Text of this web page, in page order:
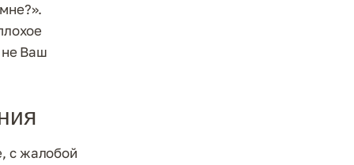
не Ваш
с жалобой